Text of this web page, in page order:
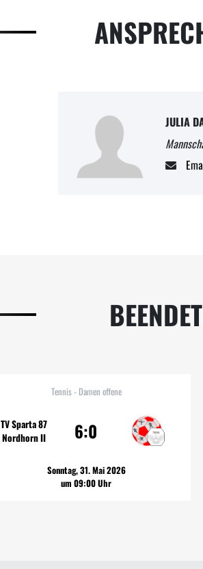
JULIA
Tennis - Damen offene
TV Sparta 87
Nordhorn II
6:0
Sonntag, 31. Mai 2026
um 09:00 Uhr